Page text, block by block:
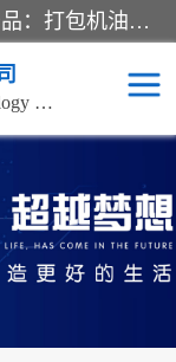
无锡凯乐福智能科技有限公司主营产品：打包机油泵、风冷式油冷却器、液压阀、液压泵、冷却器、过滤器及气动元器件。公司主导生产齿轮泵、齿轮马达、液压阀等产品。共计100多个系列、3000余种规格。覆盖了液压系统的动力元件、控制元件和执行元件，具备较强的成套供货、服务能力。
Wuxi Colourful Intelligent Technology Co., Ltd
泵